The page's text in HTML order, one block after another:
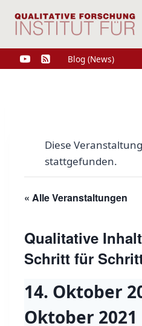
Inhalt
springen
Blog (News)
Diese
stattgefunden.
« Alle Veranstaltungen
Qualitative
Schritt für
14. Oktober
Oktober 2021